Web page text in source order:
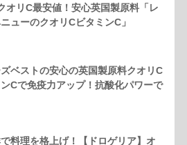
オリC最安値！安心英国製原料「レ
ューのクオリCビタミンC」
ズベストの安心の英国製原料クオリC
Cで免疫力アップ！抗酸化パワーで
料理を格上げ！【ドロゲリア】オ